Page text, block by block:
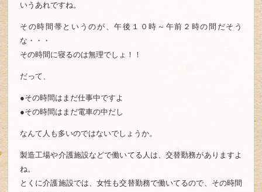
いうあれですね。
その時間帯というのが、午後１０時～午前２時の間だそう
な・・・
その時間に寝るのは無理でしょ！！
だって、
●その時間はまだ仕事中ですよ
●その時間はまだ電車の中だし
なんて人も多いのではないでしょうか。
製造工場や介護施設などで働いてる人は、交替勤務がありますよ
ね。
とくに介護施設では、女性も交替勤務で働いてるので、その時間